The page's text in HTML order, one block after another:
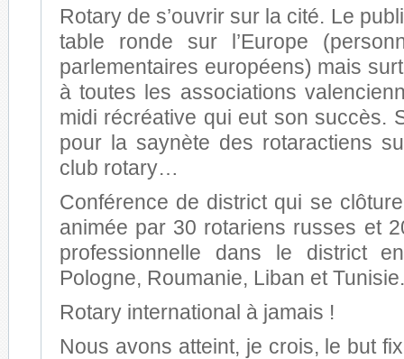
Rotary de s’ouvrir sur la cité. Le
table ronde sur l’Europe
parlementaires européens) mais
à toutes les associations
midi récréative qui eut son succès.
pour la saynète des rotaractiens
club rotary…
Conférence de district qui se
animée par 30 rotariens russes et
professionnelle dans le district
Pologne, Roumanie, Liban et Tunisie.
Rotary international à jamais !
Nous avons atteint, je crois, le but